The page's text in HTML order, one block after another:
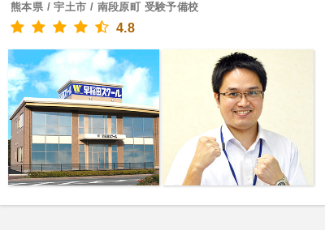
熊本県 / 宇土市 / 南段原町 受験予備校
4.8